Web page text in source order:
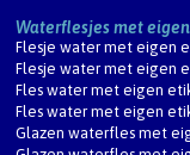
Waterflesjes met
Flesje water met eigen
Flesje water met eigen
Fles water met eigen
Fles water met eigen
Glazen waterfles met